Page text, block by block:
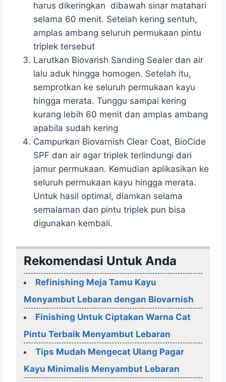
harus dikeringkan dibawah sinar matahari
selama 60 menit. Setelah kering sentuh,
amplas ambang seluruh permukaan pintu
triplek tersebut
Larutkan Biovarish Sanding Sealer dan air
lalu aduk hingga homogen. Setelah itu,
semprotkan ke seluruh permukaan kayu
hingga merata. Tunggu sampai kering
kurang lebih 60 menit dan amplas ambang
apabila sudah kering
Campurkan Biovarnish Clear Coat, BioCide
SPF dan air agar triplek terlindungi dari
jamur permukaan. Kemudian aplikasikan ke
seluruh permukaan kayu hingga merata.
Untuk hasil optimal, diamkan selama
semalaman dan pintu triplek pun bisa
digunakan kembali.
Rekomendasi Untuk Anda
Refinishing Meja Tamu Kayu
Menyambut Lebaran dengan Biovarnish
Finishing Untuk Ciptakan Warna Cat
Pintu Terbaik Menyambut Lebaran
Tips Mudah Mengecat Ulang Pagar
Kayu Minimalis Menyambut Lebaran